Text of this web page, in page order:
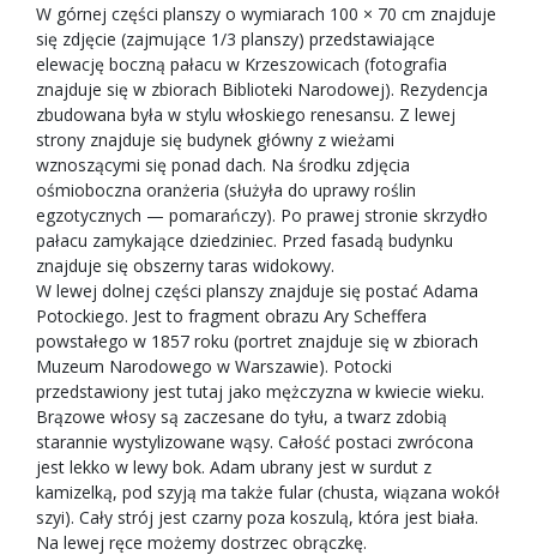
W górnej części planszy o wymiarach 100 × 70 cm znajduje
się zdjęcie (zajmujące 1/3 planszy) przedstawiające
elewację boczną pałacu w Krzeszowicach (fotografia
znajduje się w zbiorach Biblioteki Narodowej). Rezydencja
zbudowana była w stylu włoskiego renesansu. Z lewej
strony znajduje się budynek główny z wieżami
wznoszącymi się ponad dach. Na środku zdjęcia
ośmioboczna oranżeria (służyła do uprawy roślin
egzotycznych — pomarańczy). Po prawej stronie skrzydło
pałacu zamykające dziedziniec. Przed fasadą budynku
znajduje się obszerny taras widokowy.
W lewej dolnej części planszy znajduje się postać Adama
Potockiego. Jest to fragment obrazu Ary Scheffera
powstałego w 1857 roku (portret znajduje się w zbiorach
Muzeum Narodowego w Warszawie). Potocki
przedstawiony jest tutaj jako mężczyzna w kwiecie wieku.
Brązowe włosy są zaczesane do tyłu, a twarz zdobią
starannie wystylizowane wąsy. Całość postaci zwrócona
jest lekko w lewy bok. Adam ubrany jest w surdut z
kamizelką, pod szyją ma także fular (chusta, wiązana wokół
szyi). Cały strój jest czarny poza koszulą, która jest biała.
Na lewej ręce możemy dostrzec obrączkę.